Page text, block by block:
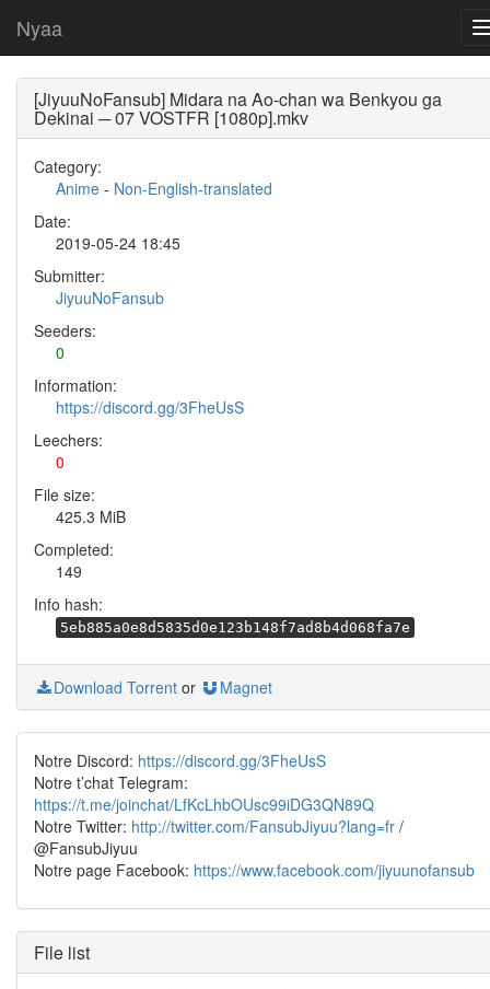
Nyaa
[JiyuuNoFansub] Midara na Ao-chan wa Benkyou ga
Dekinai ─ 07 VOSTFR [1080p].mkv
Category:
Anime - Non-English-translated
Date:
2019-05-24 18:45
Submitter:
JiyuuNoFansub
Seeders:
0
Information:
https://discord.gg/3FheUsS
Leechers:
0
File size:
425.3 MiB
Completed:
149
Info hash:
5eb885a0e8d5835d0e123b148f7ad8b4d068fa7e
Download Torrent or Magnet
Notre Discord: https://discord.gg/3FheUsS
Notre t’chat Telegram:
https://t.me/joinchat/LfKcLhbOUsc99iDG3QN89Q
Notre Twitter: http://twitter.com/FansubJiyuu?lang=fr /
@FansubJiyuu
Notre page Facebook: https://www.facebook.com/jiyuunofansub
File list